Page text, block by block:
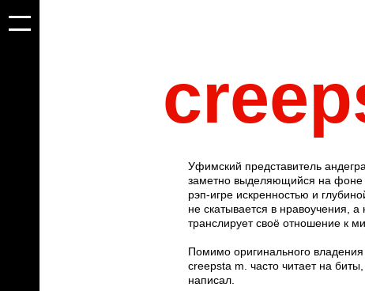
Уфимский представитель
заметно выделяющийся на фоне
рэп-игре искренностью и
не скатывается в нравоучения, а
транслирует своё отношение к
Помимо оригинального
creepsta m. часто читает на
написал.